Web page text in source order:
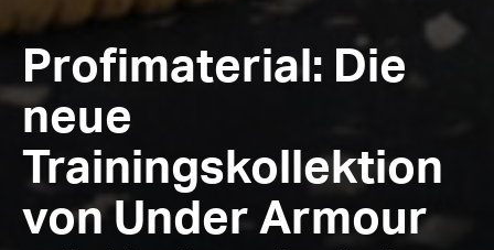
Profimaterial: Die
neue
Trainingskollektion
von Under Armour